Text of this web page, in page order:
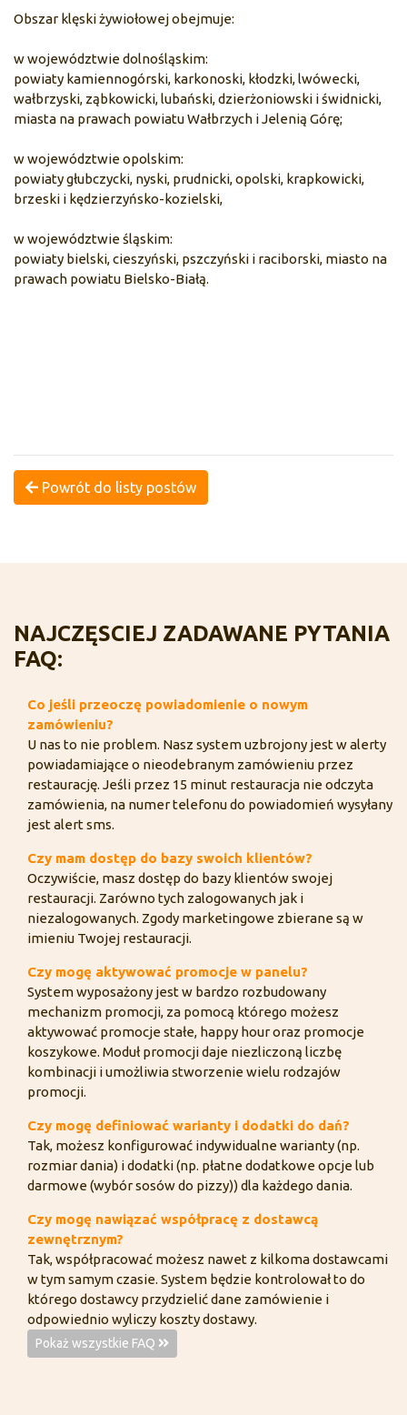
Obszar klęski żywiołowej obejmuje:
w województwie dolnośląskim:
powiaty kamiennogórski, karkonoski, kłodzki, lwówecki,
wałbrzyski, ząbkowicki, lubański, dzierżoniowski i świdnicki,
miasta na prawach powiatu Wałbrzych i Jelenią Górę;
w województwie opolskim:
powiaty głubczycki, nyski, prudnicki, opolski, krapkowicki,
brzeski i kędzierzyńsko-kozielski,
w województwie śląskim:
powiaty bielski, cieszyński, pszczyński i raciborski, miasto na
prawach powiatu Bielsko-Białą.
Powrót do listy postów
NAJCZĘSCIEJ ZADAWANE PYTANIA
FAQ:
Co jeśli przeoczę powiadomienie o nowym
zamówieniu?
U nas to nie problem. Nasz system uzbrojony jest w alerty
powiadamiające o nieodebranym zamówieniu przez
restaurację. Jeśli przez 15 minut restauracja nie odczyta
zamówienia, na numer telefonu do powiadomień wysyłany
jest alert sms.
Czy mam dostęp do bazy swoich klientów?
Oczywiście, masz dostęp do bazy klientów swojej
restauracji. Zarówno tych zalogowanych jak i
niezalogowanych. Zgody marketingowe zbierane są w
imieniu Twojej restauracji.
Czy mogę aktywować promocje w panelu?
System wyposażony jest w bardzo rozbudowany
mechanizm promocji, za pomocą którego możesz
aktywować promocje stałe, happy hour oraz promocje
koszykowe. Moduł promocji daje niezliczoną liczbę
kombinacji i umożliwia stworzenie wielu rodzajów
promocji.
Czy mogę definiować warianty i dodatki do dań?
Tak, możesz konfigurować indywidualne warianty (np.
rozmiar dania) i dodatki (np. płatne dodatkowe opcje lub
darmowe (wybór sosów do pizzy)) dla każdego dania.
Czy mogę nawiązać współpracę z dostawcą
zewnętrznym?
Tak, współpracować możesz nawet z kilkoma dostawcami
w tym samym czasie. System będzie kontrolował to do
którego dostawcy przydzielić dane zamówienie i
odpowiednio wyliczy koszty dostawy.
Pokaż wszystkie FAQ